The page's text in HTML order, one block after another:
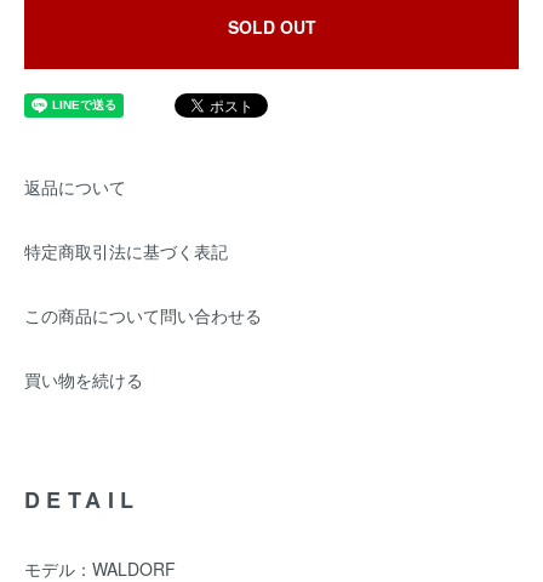
SOLD OUT
返品について
特定商取引法に基づく表記
この商品について問い合わせる
買い物を続ける
DETAIL
モデル：WALDORF